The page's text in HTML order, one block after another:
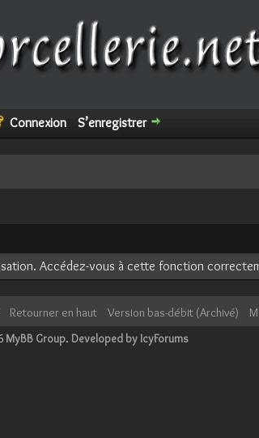
Connexion S’enregistrer
Accédez-vous à cette fonction
Retourner en haut Version bas-débit (Archivé)
MyBB Group. Developed by IcyForums